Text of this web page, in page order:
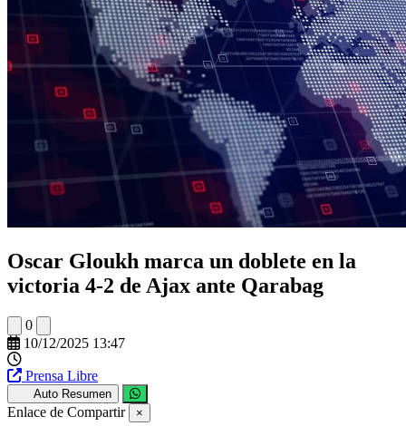
Oscar Gloukh marca un doblete en la
victoria 4-2 de Ajax ante Qarabag
0
10/12/2025 13:47
Prensa Libre
Auto Resumen
Enlace de Compartir ×